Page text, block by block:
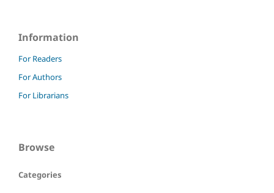
Information
For Readers
For Authors
For Librarians
Browse
Categories